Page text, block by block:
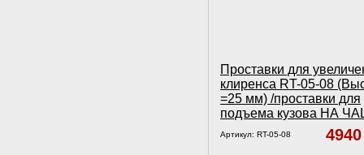
Проставки для
клиренса RT-05-08
=25 мм) /проставки для
подъема кузова НА
Артикул: RT-05-08